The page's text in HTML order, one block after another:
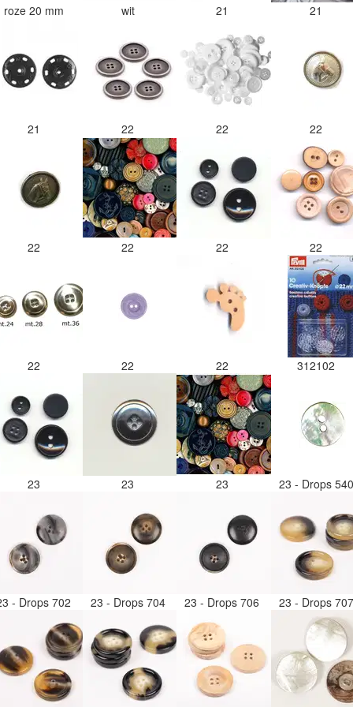
roze 20 mm wit 21 21
21 22 22 22
22 22 22 22
22 22 22 312102
23 23 23 23 - Drops
- Drops 702 23 - Drops 704 23 - Drops 706 23 - Drops